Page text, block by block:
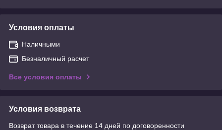
Условия оплаты
Наличными
Безналичный расчет
Все условия оплаты
Условия возврата
Возврат товара в течение 14 дней по договоренности